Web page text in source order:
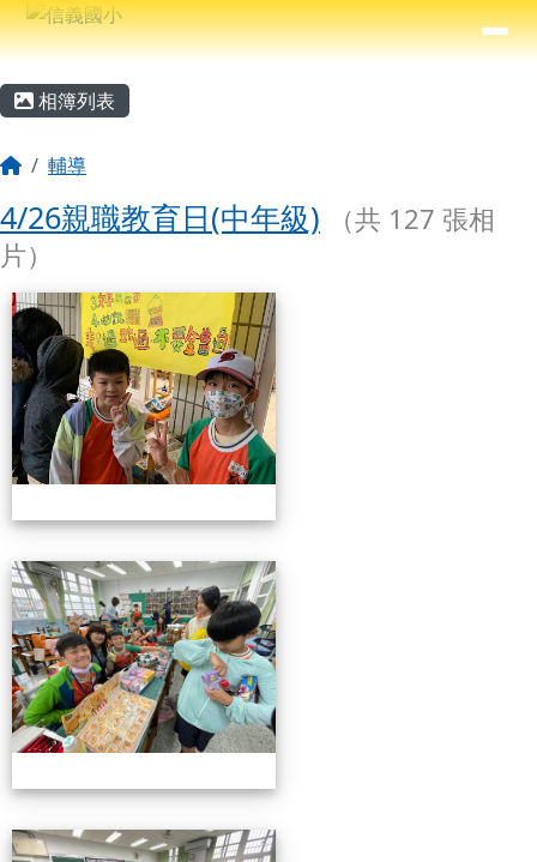
跳至主內容區
信義國小
⏸
導覽列
主內容區域
相簿列表
回首頁
輔導
4/26親職教育日(中年級)
（共 127 張相
片）
相簿列表 4/26親職教育日(中年級)
4/26親職教育日(中年級)
頁尾區域